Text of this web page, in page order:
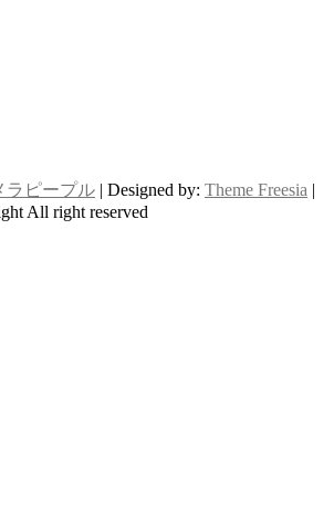
ラピープル | Designed by: Theme Freesia |
All right reserved